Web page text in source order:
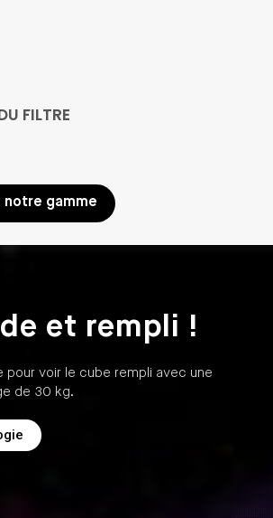
FILTRE
notre gamme
et rempli !
pour voir le cube rempli avec une
de 30 kg.